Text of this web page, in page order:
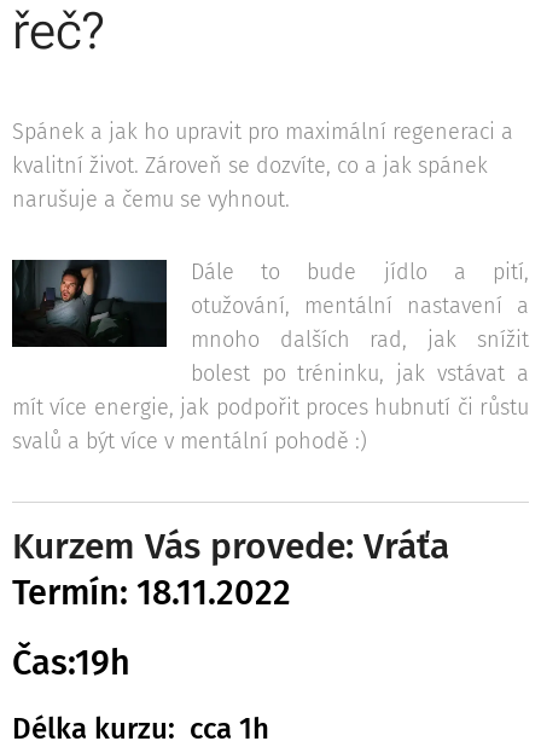
řeč?
Spánek a jak ho upravit pro maximální regeneraci a
kvalitní život. Zároveň se dozvíte, co a jak spánek
narušuje a čemu se vyhnout.
Dále to bude jídlo a pití,
otužování, mentální nastavení a
mnoho dalších rad, jak snížit
bolest po tréninku, jak vstávat a
mít více energie, jak podpořit proces hubnutí či růstu
svalů a být více v mentální pohodě :)
Kurzem Vás provede: Vráťa
Termín: 18.11.2022
Čas:19h
Délka kurzu: cca 1h